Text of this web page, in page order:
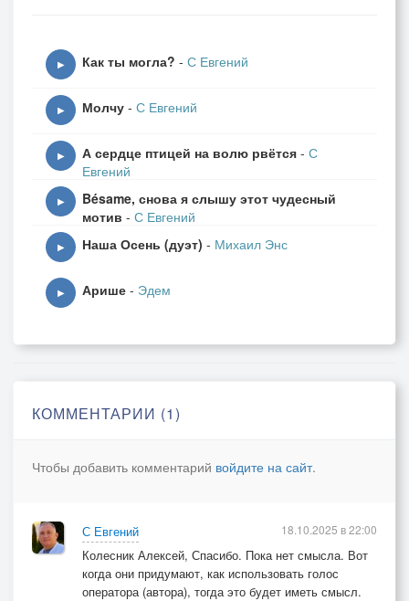
▶ Как ты могла? - С Евгений
▶ Молчу - С Евгений
▶ А сердце птицей на волю рвётся - С
Евгений
▶
Bésame, снова я слышу этот чудесный
мотив - С Евгений
▶ Наша Осень (дуэт) - Михаил Энс
▶ Арише - Эдем
КОММЕНТАРИИ (1)
Чтобы добавить комментарий войдите на сайт.
С Евгений
Колесник Алексей, Спасибо. Пока нет смысла. Вот
когда они придумают, как использовать голос
оператора (автора), тогда это будет иметь смысл.
18.10.2025 в 22:00